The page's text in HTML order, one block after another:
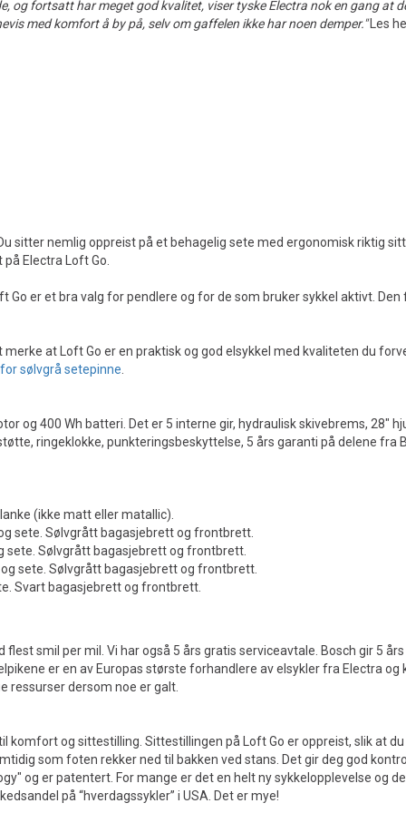
og fortsatt har meget god kvalitet, viser tyske Electra nok en gang at
med komfort å by på, selv om gaffelen ikke har noen demper." Les
sitter nemlig oppreist på et behagelig sete med ergonomisk riktig
Electra Loft Go.
Go er et bra valg for pendlere og for de som bruker sykkel aktivt.
at Loft Go er en praktisk og god elsykkel med kvaliteten du
sølvgrå setepinne
og 400 Wh batteri. Det er 5 interne gir, hydraulisk skivebrems, 28"
ringeklokke, punkteringsbeskyttelse, 5 års garanti på delene fra
(ikke matt eller matallic).
sete. Sølvgrått bagasjebrett og frontbrett.
sete. Sølvgrått bagasjebrett og frontbrett.
sete. Sølvgrått bagasjebrett og frontbrett.
Svart bagasjebrett og frontbrett.
smil per mil. Vi har også 5 års gratis serviceavtale. Bosch gir 5
er en av Europas største forhandlere av elsykler fra Electra
ressurser dersom noe er galt.
komfort og sittestilling. Sittestillingen på Loft Go er oppreist, slik at
som foten rekker ned til bakken ved stans. Det gir deg god
og er patentert. For mange er det en helt ny sykkelopplevelse og
på “hverdagssykler” i USA. Det er mye!